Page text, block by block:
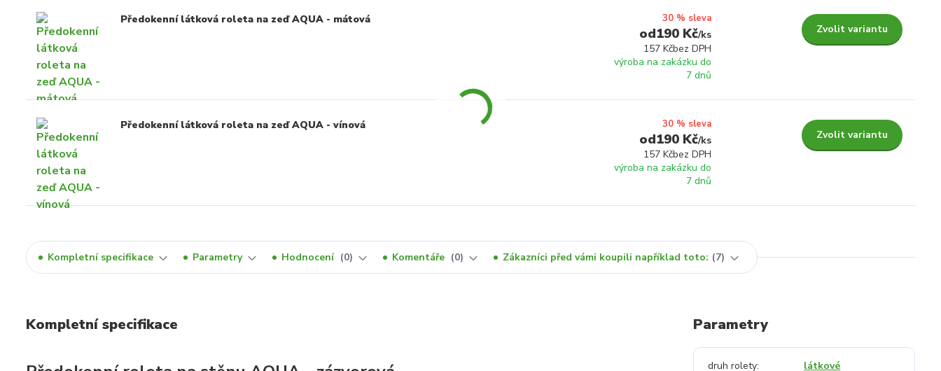
Předokenní látková roleta na zeď AQUA - mátová 30 % sleva
190 Kč/ks
157 Kčbez DPH
výroba na zakázku do
7 dnů
Zvolit variantu
Předokenní látková roleta na zeď AQUA - vínová 30 % sleva
190 Kč/ks
157 Kčbez DPH
výroba na zakázku do
7 dnů
Zvolit variantu
Kompletní specifikace Parametry Hodnocení 0 Komentáře 0 Zákazníci před vámi koupili například toto: 7
Kompletní specifikace Parametry
druh rolety látkové